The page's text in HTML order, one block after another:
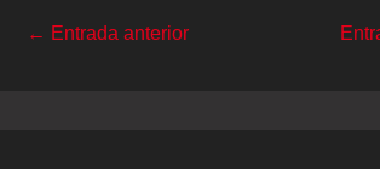
← Entrada anterior